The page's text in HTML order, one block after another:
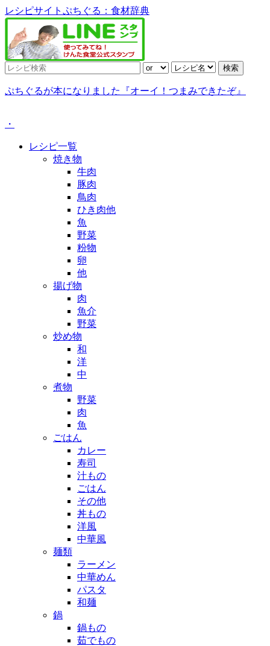
レシピサイトぷちぐる：食材辞典
ぷちぐるが本になりました『オーイ！つまみできたぞ』
・
レシピ一覧
焼き物
牛肉
豚肉
鳥肉
ひき肉他
魚
野菜
粉物
卵
他
揚げ物
肉
魚介
野菜
炒め物
和
洋
中
煮物
野菜
肉
魚
ごはん
カレー
寿司
汁もの
ごはん
その他
丼もの
洋風
中華風
麺類
ラーメン
中華めん
パスタ
和麺
鍋
鍋もの
茹でもの